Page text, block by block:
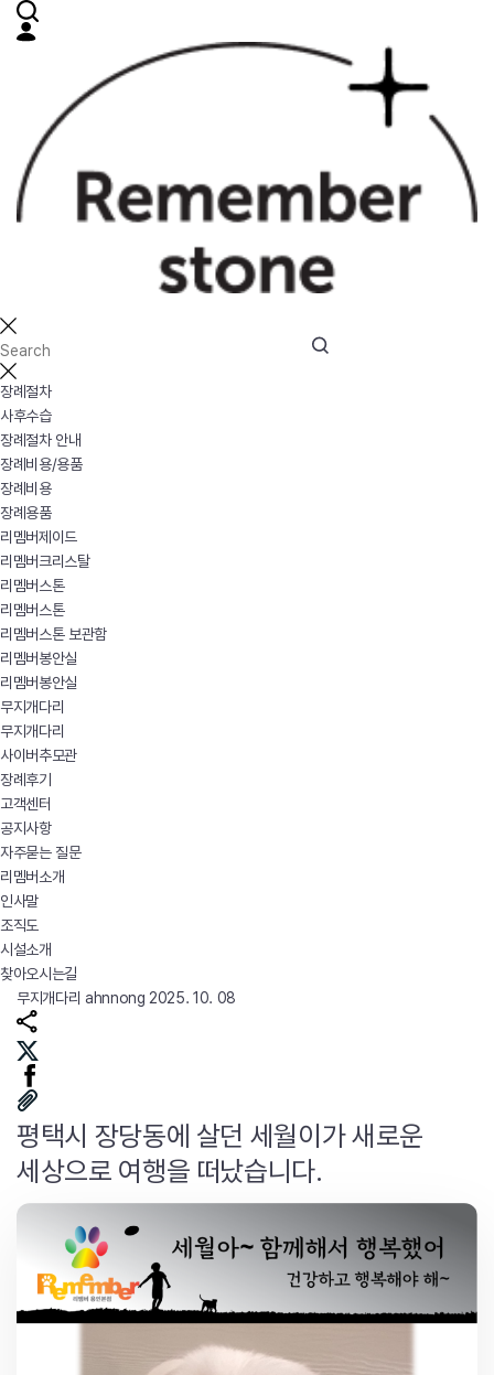
장례절차
사후수습
장례절차 안내
장례비용/용품
장례비용
장례용품
리멤버제이드
리멤버크리스탈
리멤버스톤
리멤버스톤
리멤버스톤 보관함
리멤버봉안실
리멤버봉안실
무지개다리
무지개다리
사이버추모관
장례후기
고객센터
공지사항
자주묻는 질문
리멤버소개
인사말
조직도
시설소개
찾아오시는길
무지개다리 ahnnong 2025. 10. 08
평택시 장당동에 살던 세월이가 새로운
세상으로 여행을 떠났습니다.